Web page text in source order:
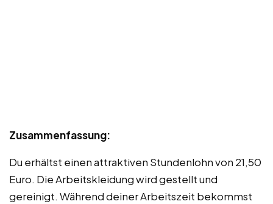
Zusammenfassung:
Du erhältst einen attraktiven Stundenlohn von 21,50
Euro. Die Arbeitskleidung wird gestellt und
gereinigt. Während deiner Arbeitszeit bekommst